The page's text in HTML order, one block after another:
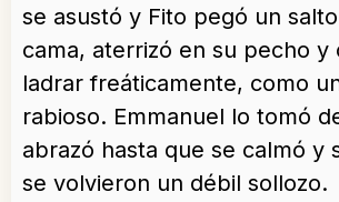
se asustó y Fito pegó un
cama, aterrizó en su pecho y
ladrar freáticamente, como
rabioso. Emmanuel lo tomó
abrazó hasta que se calmó y
se volvieron un débil sollozo.